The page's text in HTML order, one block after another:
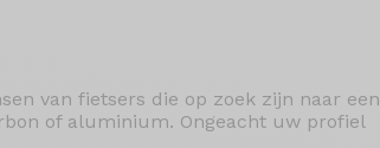
van fietsers die op zoek zijn naar een
of aluminium. Ongeacht uw profiel